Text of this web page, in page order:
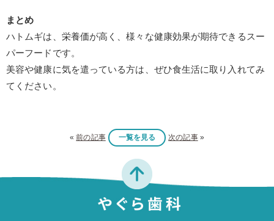
まとめ
ハトムギは、栄養価が高く、様々な健康効果が期待できるスー
パーフードです。
美容や健康に気を遣っている方は、ぜひ食生活に取り入れてみ
てください。
«前の記事 一覧を見る 次の記事»